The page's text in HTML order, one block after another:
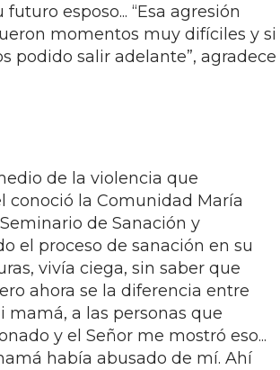
esposo... “Esa agresión
momentos muy difíciles y si
podido salir adelante”, agradece
de la violencia que
conoció la Comunidad María
de Sanación y
el proceso de sanación en su
vivía ciega, sin saber que
ahora se la diferencia entre
a las personas que
y el Señor me mostró eso...
había abusado de mí. Ahí